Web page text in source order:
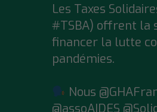
Les Taxes
#TSBA) offrent la
financer la lutte
pandémies.
Nous
@assoAIDES